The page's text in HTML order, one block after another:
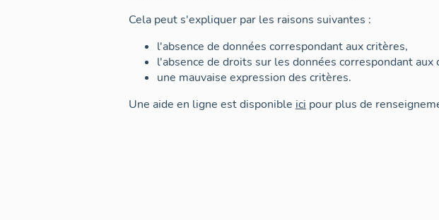
Cela peut s'expliquer par les raisons suivantes :
l'absence de données correspondant aux critères,
l'absence de droits sur les données correspondant aux
une mauvaise expression des critères.
Une aide en ligne est disponible ici pour plus de